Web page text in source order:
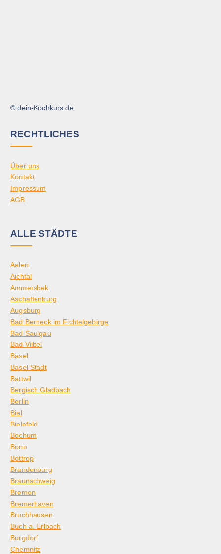
© dein-Kochkurs.de
RECHTLICHES
Über uns
Kontakt
Impressum
AGB
ALLE STÄDTE
Aalen
Aichtal
Ammersbek
Aschaffenburg
Augsburg
Bad Berneck im Fichtelgebirge
Bad Saulgau
Bad Vilbel
Basel
Basel Stadt
Bättwil
Bergisch Gladbach
Berlin
Biel
Bielefeld
Bochum
Bonn
Bottrop
Brandenburg
Braunschweig
Bremen
Bremerhaven
Bruchhausen
Buch a. Erlbach
Burgdorf
Chemnitz